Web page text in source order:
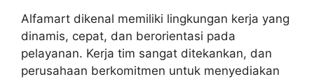
Alfamart dikenal memiliki lingkungan kerja yang
dinamis, cepat, dan berorientasi pada
pelayanan. Kerja tim sangat ditekankan, dan
perusahaan berkomitmen untuk menyediakan